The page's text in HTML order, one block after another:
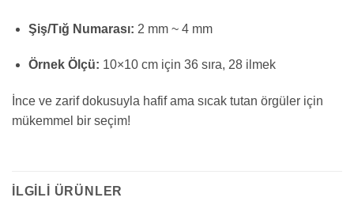
Şiş/Tığ Numarası: 2 mm ~ 4 mm
Örnek Ölçü: 10×10 cm için 36 sıra, 28 ilmek
İnce ve zarif dokusuyla hafif ama sıcak tutan örgüler için
mükemmel bir seçim!
İLGILI ÜRÜNLER